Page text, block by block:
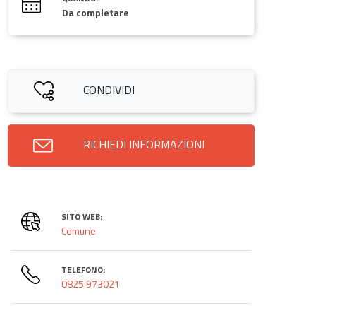
Da completare
CONDIVIDI
RICHIEDI INFORMAZIONI
SITO WEB:
Comune
TELEFONO:
0825 973021